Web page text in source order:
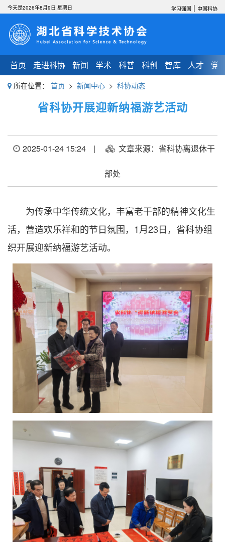
首页 走进科协 新闻 学术 科普 科创 智库 人才 党
今天是2026年8月9日 星期日 学习强国 | 中国科协
所在位置： 首页 > 新闻中心 > 科协动态
省科协开展迎新纳福游艺活动
2025-01-24 15:24 | 文章来源：省科协离退休干
部处
为传承中华传统文化，丰富老干部的精神文化生
活，营造欢乐祥和的节日氛围，1月23日，省科协组
织开展迎新纳福游艺活动。